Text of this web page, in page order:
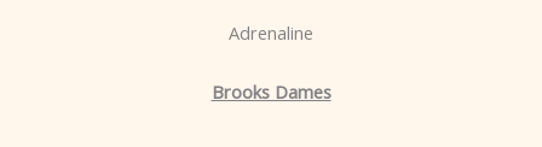
Adrenaline
Brooks Dames